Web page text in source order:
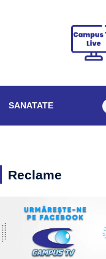
SANATATE
Reclame